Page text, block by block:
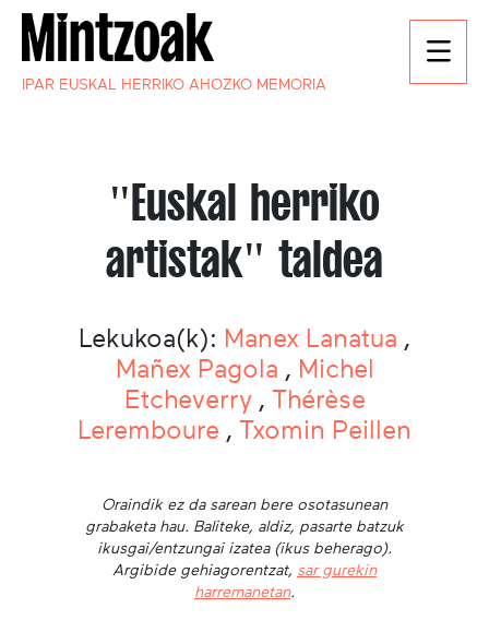
IPAR EUSKAL HERRIKO AHOZKO MEMORIA
"Euskal herriko
artistak" taldea
Lekukoa(k): Manex Lanatua ,
Mañex Pagola , Michel
Etcheverry , Thérèse
Leremboure , Txomin Peillen
Oraindik ez da sarean bere osotasunean
grabaketa hau. Baliteke, aldiz, pasarte batzuk
ikusgai/entzungai izatea (ikus beherago).
Argibide gehiagorentzat, sar gurekin
harremanetan.